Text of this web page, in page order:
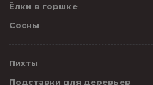
Ёлки в горшке
Сосны
Пихты
Подставки для деревьев